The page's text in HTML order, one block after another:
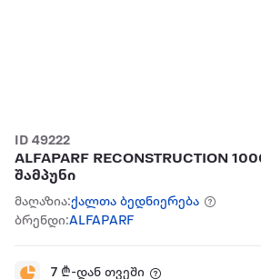
ID 49222
ALFAPARF RECONSTRUCTION
შამპუნი
მაღაზია:ქალთა ბედნიერება
ბრენდი:ALFAPARF
7 ₾-დან თვეში